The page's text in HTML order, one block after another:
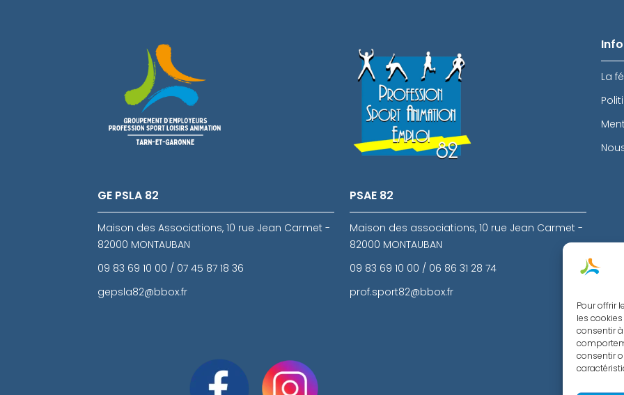
Pour offrir
les
consentir
consentir
GE PSLA 82
Maison des Associations, 10 rue Jean Carmet -
82000 MONTAUBAN
09 83 69 10 00 / 07 45 87 18 36
gepsla82@bbox.fr
PSAE 82
Maison des associations, 10 rue Jean Carmet -
82000 MONTAUBAN
09 83 69 10 00 / 06 86 31 28 74
prof.sport82@bbox.fr
La